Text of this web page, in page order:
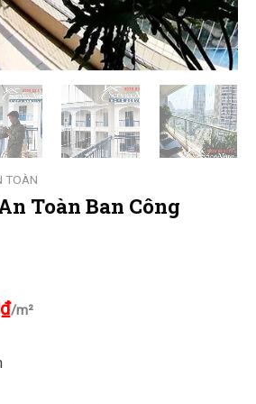
TOÀN
Toàn Ban Công
₫Current
price
/m²